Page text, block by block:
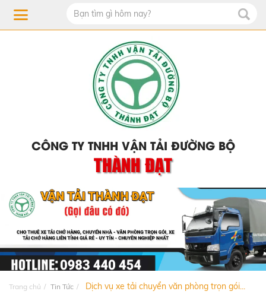
CÔNG TY TNHH VẬN TẢI ĐƯỜNG BỘ
THÀNH ĐẠT
Trang chủ Tin Tức Dịch vụ xe tải chuyển văn phòng trọn gói...